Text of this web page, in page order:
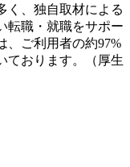
く、独自取材による
転職・就職をサポー
、ご利用者の約97%
ております。（厚生